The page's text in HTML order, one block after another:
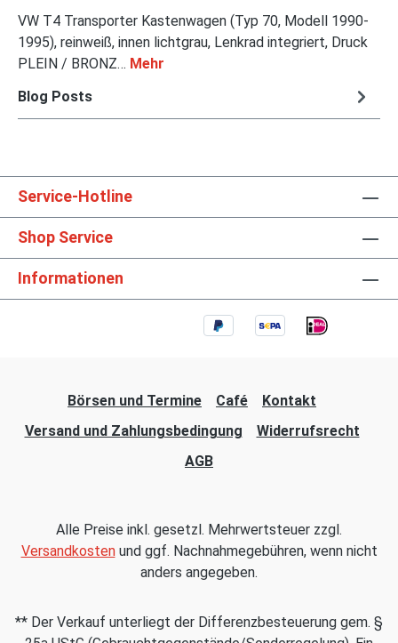
VW T4 Transporter Kastenwagen (Typ 70, Modell 1990-
1995), reinweiß, innen lichtgrau, Lenkrad integriert, Druck
PLEIN / BRONZ… Mehr
Blog Posts
Service-Hotline
Shop Service
Informationen
Börsen und Termine Café
Kontakt
Versand und Zahlungsbedingung
Widerrufsrecht
AGB
Alle Preise inkl. gesetzl. Mehrwertsteuer zzgl.
Versandkostenund ggf. Nachnahmegebühren, wenn nicht
anders angegeben.
** Der Verkauf unterliegt der Differenzbesteuerung gem. §